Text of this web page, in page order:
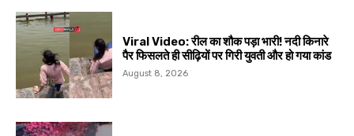
Viral Video: रील का शौक पड़ा भारी! नदी किनारे
पैर फिसलते ही सीढ़ियों पर गिरी युवती और हो गया कांड
August 8, 2026